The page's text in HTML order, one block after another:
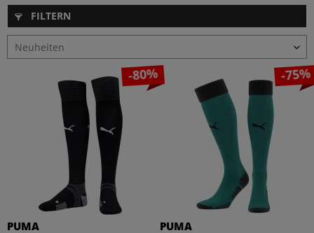
FILTERN
-80%
PUMA
-75%
PUMA